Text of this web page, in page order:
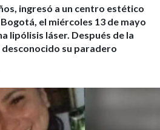
ingresó a un centro estético
el miércoles 13 de mayo
lipólisis láser. Después de la
su paradero